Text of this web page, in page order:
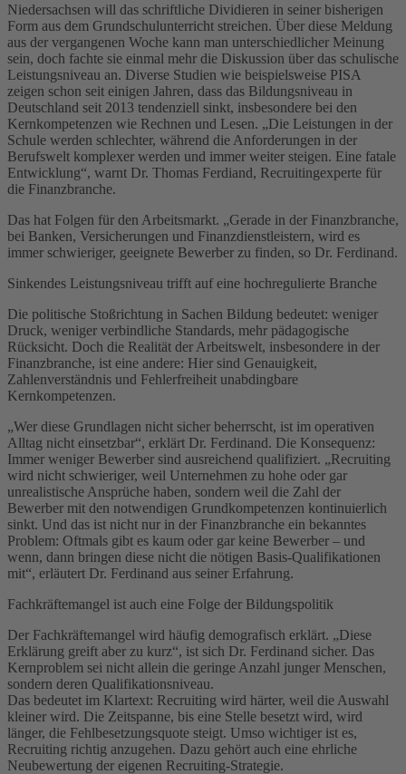
Niedersachsen will das schriftliche Dividieren in seiner bisherigen
Form aus dem Grundschulunterricht streichen. Über diese Meldung
aus der vergangenen Woche kann man unterschiedlicher Meinung
sein, doch fachte sie einmal mehr die Diskussion über das schulische
Leistungsniveau an. Diverse Studien wie beispielsweise PISA
zeigen schon seit einigen Jahren, dass das Bildungsniveau in
Deutschland seit 2013 tendenziell sinkt, insbesondere bei den
Kernkompetenzen wie Rechnen und Lesen. „Die Leistungen in der
Schule werden schlechter, während die Anforderungen in der
Berufswelt komplexer werden und immer weiter steigen. Eine fatale
Entwicklung“, warnt Dr. Thomas Ferdiand, Recruitingexperte für
die Finanzbranche.
Das hat Folgen für den Arbeitsmarkt. „Gerade in der Finanzbranche,
bei Banken, Versicherungen und Finanzdienstleistern, wird es
immer schwieriger, geeignete Bewerber zu finden, so Dr. Ferdinand.
Sinkendes Leistungsniveau trifft auf eine hochregulierte Branche
Die politische Stoßrichtung in Sachen Bildung bedeutet: weniger
Druck, weniger verbindliche Standards, mehr pädagogische
Rücksicht. Doch die Realität der Arbeitswelt, insbesondere in der
Finanzbranche, ist eine andere: Hier sind Genauigkeit,
Zahlenverständnis und Fehlerfreiheit unabdingbare
Kernkompetenzen.
„Wer diese Grundlagen nicht sicher beherrscht, ist im operativen
Alltag nicht einsetzbar“, erklärt Dr. Ferdinand. Die Konsequenz:
Immer weniger Bewerber sind ausreichend qualifiziert. „Recruiting
wird nicht schwieriger, weil Unternehmen zu hohe oder gar
unrealistische Ansprüche haben, sondern weil die Zahl der
Bewerber mit den notwendigen Grundkompetenzen kontinuierlich
sinkt. Und das ist nicht nur in der Finanzbranche ein bekanntes
Problem: Oftmals gibt es kaum oder gar keine Bewerber – und
wenn, dann bringen diese nicht die nötigen Basis-Qualifikationen
mit“, erläutert Dr. Ferdinand aus seiner Erfahrung.
Fachkräftemangel ist auch eine Folge der Bildungspolitik
Der Fachkräftemangel wird häufig demografisch erklärt. „Diese
Erklärung greift aber zu kurz“, ist sich Dr. Ferdinand sicher. Das
Kernproblem sei nicht allein die geringe Anzahl junger Menschen,
sondern deren Qualifikationsniveau.
Das bedeutet im Klartext: Recruiting wird härter, weil die Auswahl
kleiner wird. Die Zeitspanne, bis eine Stelle besetzt wird, wird
länger, die Fehlbesetzungsquote steigt. Umso wichtiger ist es,
Recruiting richtig anzugehen. Dazu gehört auch eine ehrliche
Neubewertung der eigenen Recruiting-Strategie.